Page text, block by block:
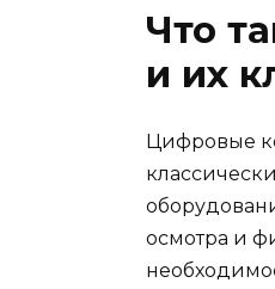
Что
и их
Цифровые
осмотра и